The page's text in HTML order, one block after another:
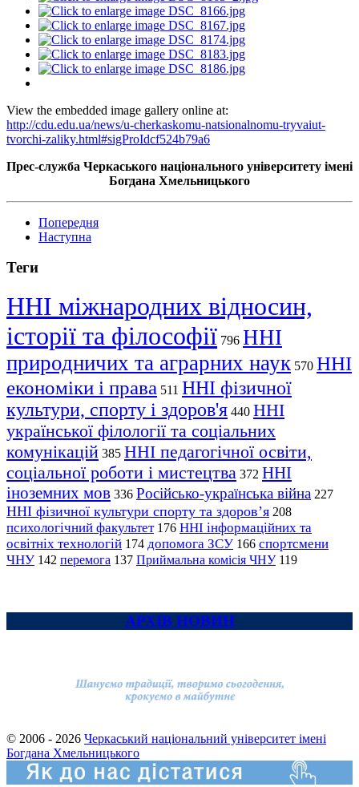
View the embedded image gallery online at:
http://cdu.edu.ua/news/u-cherkaskomu-natsionalnomu-tryvaiut-
tvorchi-zaliky.html#sigProIdcf524b79a6
Прес-служба Черкаського національного університету імені
Богдана Хмельницького
Попередня
Наступна
Теги
ННІ міжнародних відносин,
історії та філософії 796 ННІ
природничих та аграрних наук 570 ННІ
економіки і права 511 ННІ фізичної
культури, спорту і здоров'я 440 ННІ
української філології та соціальних
комунікацій 385 ННІ педагогічної освіти,
соціальної роботи і мистецтва 372 ННІ
іноземних мов 336 Російсько-українська війна 227
ННІ фізичної культури спорту та здоров’я 208
психологічний факультет 176 ННІ інформаційних та
освітніх технологій 174 допомога ЗСУ 166 спортсмени
ЧНУ 142 перемога 137 Приймальна комісія ЧНУ 119
АРХІВ НОВИН
© 2006 - 2026 Черкаський національний університет імені
Богдана Хмельницького